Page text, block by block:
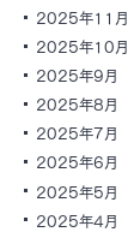
2025年11月
2025年10月
2025年9月
2025年8月
2025年7月
2025年6月
2025年5月
2025年4月